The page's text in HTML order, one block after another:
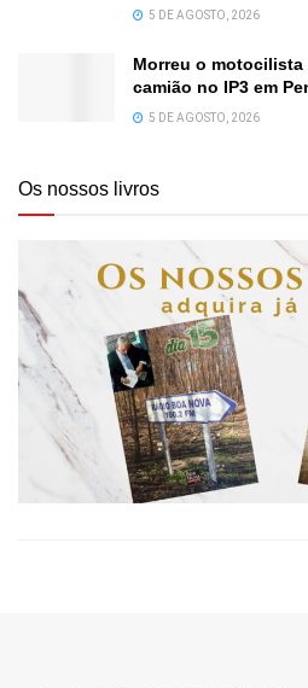
5 DE AGOSTO, 2026
Morreu o
camião no IP3 em
5 DE AGOSTO, 2026
Os nossos livros